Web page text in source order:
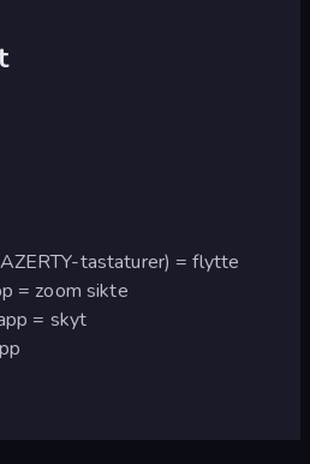
tastaturer) = flytte
= zoom sikte
= skyt